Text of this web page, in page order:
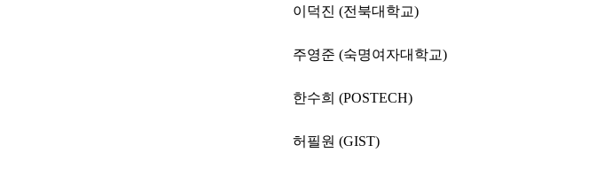
이덕진 (전북대학교)
주영준 (숙명여자대학교)
한수희 (POSTECH)
허필원 (GIST)